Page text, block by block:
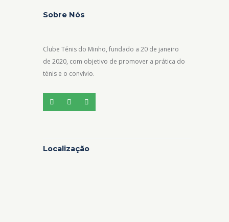
Sobre Nós
Clube Ténis do Minho, fundado a 20 de janeiro
de 2020, com objetivo de promover a prática do
ténis e o convívio.
Localização